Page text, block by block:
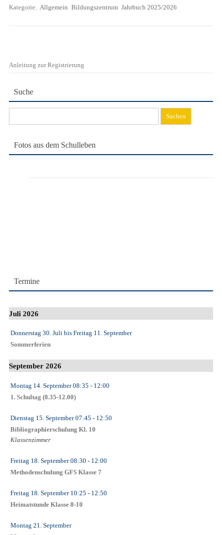
Kategorie: Allgemein Bildungszentrum Jahrbuch 2025/2026
Anleitung zur Registrierung
Suche
nach:
Fotos aus dem Schulleben
Termine
Juli 2026
Donnerstag 30. Juli bis Freitag 11. September
Sommerferien
September 2026
Montag 14. September08:35 - 12:00
1. Schultag (8.35-12.00)
Dienstag 15. September07:45 - 12:50
Bibliographierschulung Kl. 10
Klassenzimmer
Freitag 18. September08:30 - 12:00
Methodenschulung GFS Klasse 7
Freitag 18. September10:25 - 12:50
Heimatstunde Klasse 8-10
Montag 21. September